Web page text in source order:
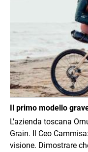
Il primo modello
L'azienda toscana
Grain. Il Ceo
visione. Dimostrare